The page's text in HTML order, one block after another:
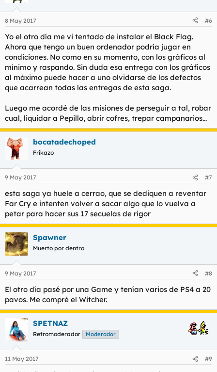
e
:
8 May 2017 #6
Yo el otro día me vi tentado de instalar el Black Flag.
Ahora que tengo un buen ordenador podría jugar en
condiciones. No como en su momento, con los gráficos al
mínimo y raspando. Sin duda esa entrega con los gráficos
al máximo puede hacer a uno olvidarse de los defectos
que acarrean todas las entregas de esta saga.
Luego me acordé de las misiones de perseguir a tal, robar
cual, liquidar a Pepillo, abrir cofres, trepar campanarios...
bocatadechoped
Frikazo
9 May 2017 #7
esta saga ya huele a cerrao, que se dediquen a reventar
Far Cry e intenten volver a sacar algo que lo vuelva a
petar para hacer sus 17 secuelas de rigor
Spawner
Muerto por dentro
9 May 2017 #8
El otro día pasé por una Game y tenían varios de PS4 a 20
pavos. Me compré el Witcher.
SPETNAZ
Retromoderador Moderador
11 May 2017 #9